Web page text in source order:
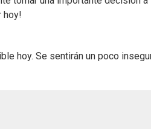
hoy!
hoy. Se sentirán un poco